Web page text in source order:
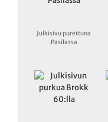
Julkisivu purettuna
Pasilassa